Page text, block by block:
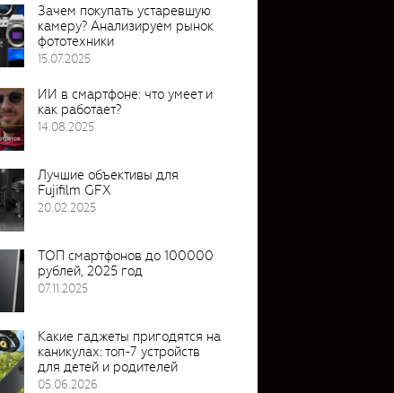
Зачем покупать устаревшую
камеру? Анализируем рынок
фототехники
15.07.2025
ИИ в смартфоне: что умеет и
как работает?
14.08.2025
Лучшие объективы для
Fujifilm GFX
20.02.2025
ТОП смартфонов до 100000
рублей, 2025 год
07.11.2025
Какие гаджеты пригодятся на
каникулах: топ-7 устройств
для детей и родителей
05.06.2026